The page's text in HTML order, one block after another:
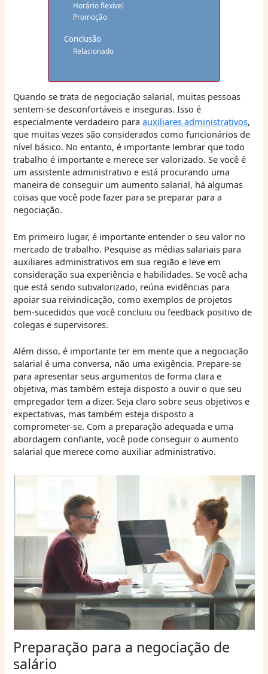
Horário flexível
Promoção
Conclusão
Relacionado
Quando se trata de negociação salarial, muitas pessoas
sentem-se desconfortáveis e inseguras. Isso é
especialmente verdadeiro paraauxiliares administrativos,
que muitas vezes são considerados como funcionários de
nível básico. No entanto, é importante lembrar que todo
trabalho é importante e merece ser valorizado. Se você é
um assistente administrativo e está procurando uma
maneira de conseguir um aumento salarial, há algumas
coisas que você pode fazer para se preparar para a
negociação.
Em primeiro lugar, é importante entender o seu valor no
mercado de trabalho. Pesquise as médias salariais para
auxiliares administrativos em sua região e leve em
consideração sua experiência e habilidades. Se você acha
que está sendo subvalorizado, reúna evidências para
apoiar sua reivindicação, como exemplos de projetos
bem-sucedidos que você concluiu ou feedback positivo de
colegas e supervisores.
Além disso, é importante ter em mente que a negociação
salarial é uma conversa, não uma exigência. Prepare-se
para apresentar seus argumentos de forma clara e
objetiva, mas também esteja disposto a ouvir o que seu
empregador tem a dizer. Seja claro sobre seus objetivos e
expectativas, mas também esteja disposto a
comprometer-se. Com a preparação adequada e uma
abordagem confiante, você pode conseguir o aumento
salarial que merece como auxiliar administrativo.
Preparação para a negociação de
salário